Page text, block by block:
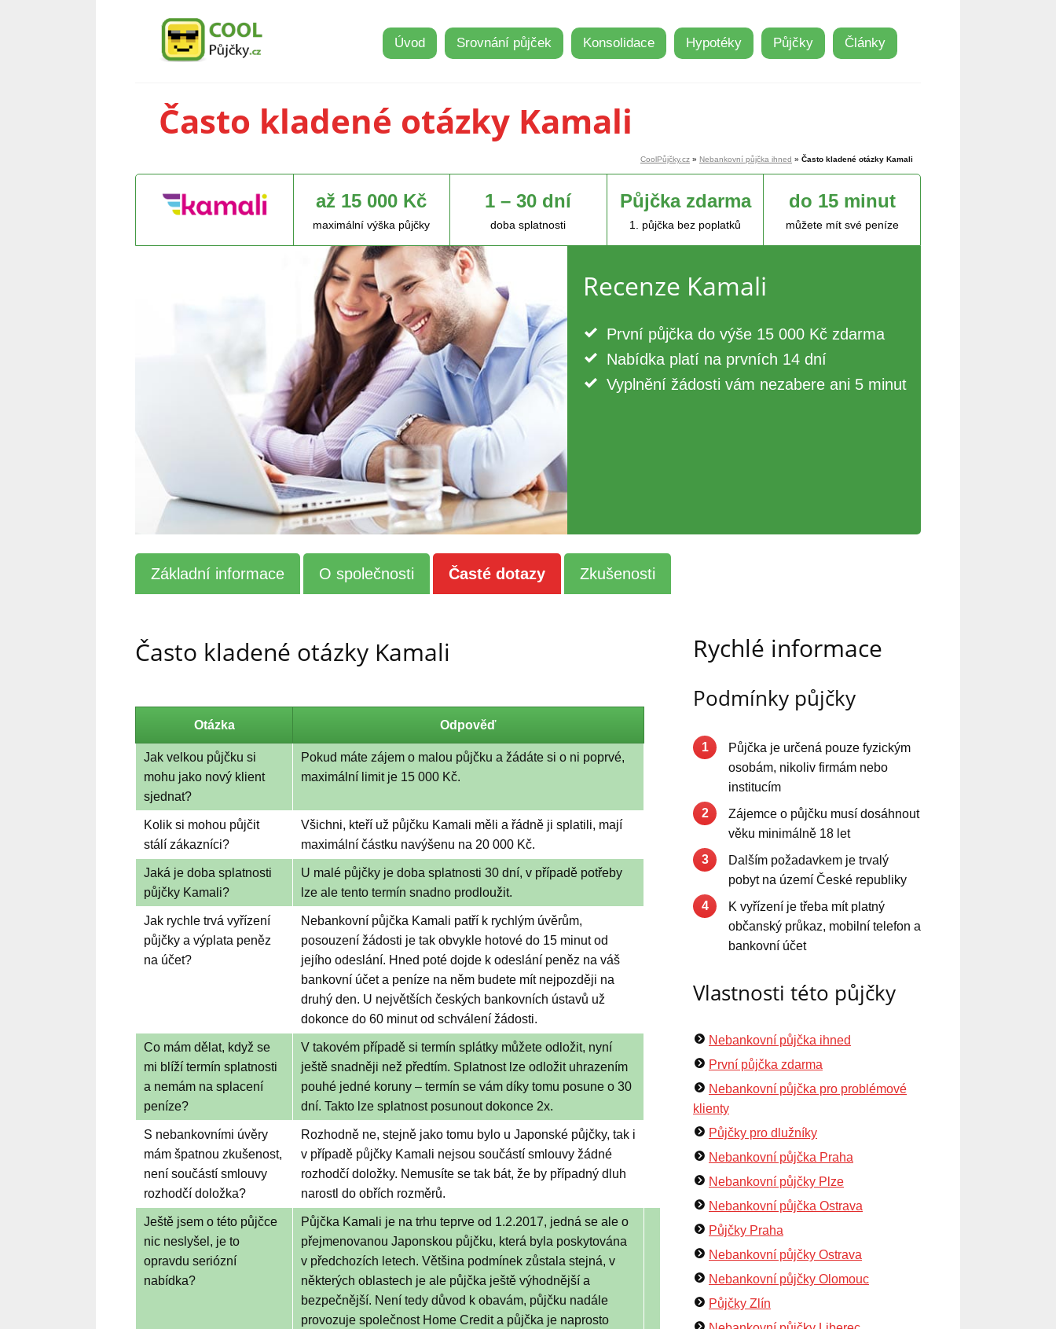
Úvod Srovnání půjček Konsolidace Hypotéky Půjčky Články
Často kladené otázky Kamali
CoolPůjčky.cz » Nebankovní půjčka ihned » Často kladené otázky Kamali
až 15 000 Kč
maximální výška půjčky
1 – 30 dní
doba splatnosti
Půjčka zdarma
1. půjčka bez poplatků
do 15 minut
můžete mít své peníze
Recenze Kamali
První půjčka do výše 15 000 Kč zdarma
Nabídka platí na prvních 14 dní
Vyplnění žádosti vám nezabere ani 5 minut
Základní informace O společnosti Časté dotazy Zkušenosti
Často kladené otázky Kamali
Otázka Odpověď
Jak velkou půjčku si
mohu jako nový klient
sjednat?
Pokud máte zájem o malou půjčku a žádáte si o ni poprvé,
maximální limit je 15 000 Kč.
Kolik si mohou půjčit
stálí zákazníci?
Všichni, kteří už půjčku Kamali měli a řádně ji splatili, mají
maximální částku navýšenu na 20 000 Kč.
Jaká je doba splatnosti
půjčky Kamali?
U malé půjčky je doba splatnosti 30 dní, v případě potřeby
lze ale tento termín snadno prodloužit.
Jak rychle trvá vyřízení
půjčky a výplata peněz
na účet?
Nebankovní půjčka Kamali patří k rychlým úvěrům,
posouzení žádosti je tak obvykle hotové do 15 minut od
jejího odeslání. Hned poté dojde k odeslání peněz na váš
bankovní účet a peníze na něm budete mít nejpozději na
druhý den. U největších českých bankovních ústavů už
dokonce do 60 minut od schválení žádosti.
Co mám dělat, když se
mi blíží termín splatnosti
a nemám na splacení
peníze?
V takovém případě si termín splátky můžete odložit, nyní
ještě snadněji než předtím. Splatnost lze odložit uhrazením
pouhé jedné koruny – termín se vám díky tomu posune o 30
dní. Takto lze splatnost posunout dokonce 2x.
S nebankovními úvěry
mám špatnou zkušenost,
není součástí smlouvy
rozhodčí doložka?
Rozhodně ne, stejně jako tomu bylo u Japonské půjčky, tak i
v případě půjčky Kamali nejsou součástí smlouvy žádné
rozhodčí doložky. Nemusíte se tak bát, že by případný dluh
narostl do obřích rozměrů.
Ještě jsem o této půjčce
nic neslyšel, je to
opravdu seriózní
nabídka?
Půjčka Kamali je na trhu teprve od 1.2.2017, jedná se ale o
přejmenovanou Japonskou půjčku, která byla poskytována
v předchozích letech. Většina podmínek zůstala stejná, v
některých oblastech je ale půjčka ještě výhodnější a
bezpečnější. Není tedy důvod k obavám, půjčku nadále
provozuje společnost Home Credit a půjčka je naprosto
Rychlé informace
Podmínky půjčky
1
Půjčka je určená pouze fyzickým
osobám, nikoliv firmám nebo
institucím
2
Zájemce o půjčku musí dosáhnout
věku minimálně 18 let
3
Dalším požadavkem je trvalý
pobyt na území České republiky
4
K vyřízení je třeba mít platný
občanský průkaz, mobilní telefon a
bankovní účet
Vlastnosti této půjčky
Nebankovní půjčka ihned
První půjčka zdarma
Nebankovní půjčka pro problémové
klienty
Půjčky pro dlužníky
Nebankovní půjčka Praha
Nebankovní půjčky Plze
Nebankovní půjčka Ostrava
Půjčky Praha
Nebankovní půjčky Ostrava
Nebankovní půjčky Olomouc
Půjčky Zlín